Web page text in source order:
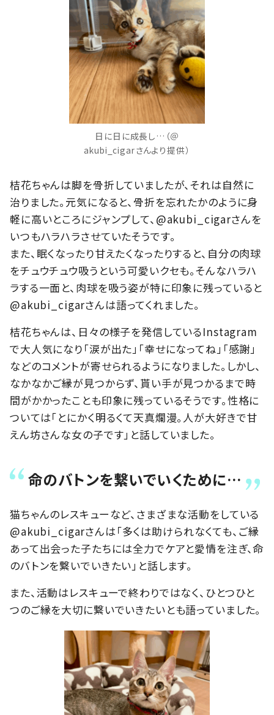
日に日に成長し…（＠
akubi_cigarさんより提供）
桔花ちゃんは脚を骨折していましたが、それは自然に
治りました。元気になると、骨折を忘れたかのように身
軽に高いところにジャンプして、@akubi_cigarさんを
いつもハラハラさせていたそうです。
また、眠くなったり甘えたくなったりすると、自分の肉球
をチュウチュウ吸うという可愛いクセも。そんなハラハ
ラする一面と、肉球を吸う姿が特に印象に残っていると
@akubi_cigarさんは語ってくれました。
桔花ちゃんは、日々の様子を発信しているInstagram
で大人気になり「涙が出た」「幸せになってね」「感謝」
などのコメントが寄せられるようになりました。しかし、
なかなかご縁が見つからず、貰い手が見つかるまで時
間がかかったことも印象に残っているそうです。性格に
ついては「とにかく明るくて天真爛漫。人が大好きで甘
えん坊さんな女の子です」と話していました。
命のバトンを繋いでいくために…
猫ちゃんのレスキューなど、さまざまな活動をしている
@akubi_cigarさんは「多くは助けられなくても、ご縁
あって出会った子たちには全力でケアと愛情を注ぎ、命
のバトンを繋いでいきたい」と話します。
また、活動はレスキューで終わりではなく、ひとつひと
つのご縁を大切に繋いでいきたいとも語っていました。